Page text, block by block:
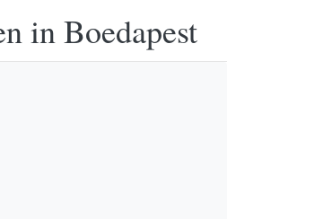
in Boedapest